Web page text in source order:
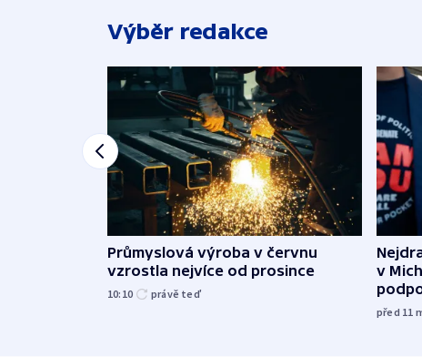
Výběr redakce
Průmyslová výroba v červnu
vzrostla nejvíce od prosince
10:10 právě teď
v
před 11